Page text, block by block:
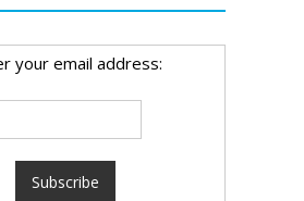
your email address: